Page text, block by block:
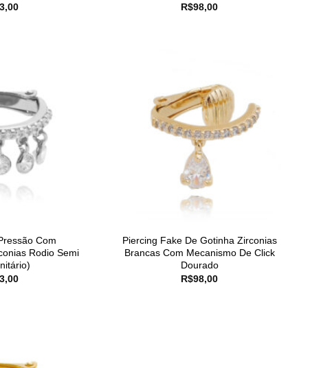
R$98,00
Com
Rodio Semi
Piercing Fake De Gotinha Zirconias
Brancas Com Mecanismo De Click
Dourado
R$98,00